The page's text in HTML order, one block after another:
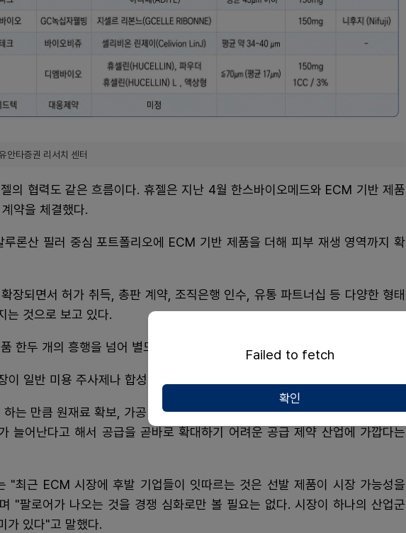
안타증권 리서치 센터
의 협력도 같은 흐름이다. 휴젤은 지난 4월 한스바이오메드와 ECM 기반 제품
약을 체결했다.
루론산 필러 중심 포트폴리오에 ECM 기반 제품을 더해 피부 재생 영역까지 확
장되면서 허가 취득, 총판 계약, 조직은행 인수, 유통 파트너십 등 다양한 형태
는 것으로 보고 있다.
한두 개의 흥행을 넘어 별도 카테고리로 인식되기 시작했다는 의미다.
이 일반 미용 주사제나 합성 고분자 기반 제품과는 다른 구조를 가진다고 본다.
하는 만큼 원재료 확보, 가공 기술, 조직은행 인허가, 병원 유통망이 동시에 요구
늘어난다고 해서 공급을 곧바로 확대하기 어려운 공급 제약 산업에 가깝다는
"최근 ECM 시장에 후발 기업들이 잇따르는 것은 선발 제품이 시장 가능성을
"팔로어가 나오는 것을 경쟁 심화로만 볼 필요는 없다. 시장이 하나의 산업군
가 있다"고 말했다.
Failed to fetch
확인